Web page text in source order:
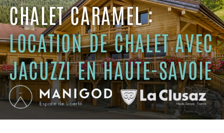
CHALET CARAMEL :
LOCATION DE CHALET AVEC
JACUZZI EN HAUTE-SAVOIE